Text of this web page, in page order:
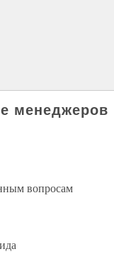
вопросам